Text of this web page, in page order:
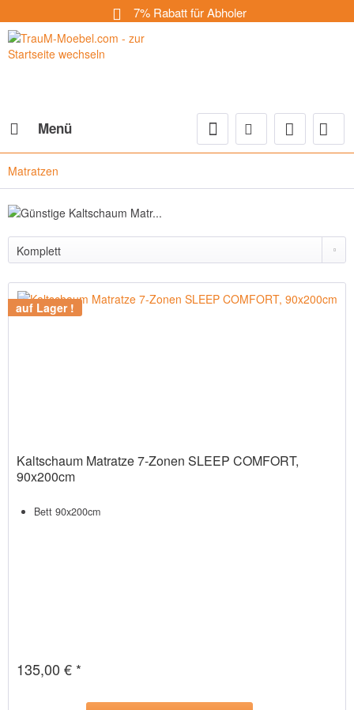
7% Rabatt für Abholer
Menü
Matratzen
auf Lager !
Kaltschaum Matratze 7-Zonen SLEEP COMFORT,
90x200cm
Bett 90x200cm
135,00 € *